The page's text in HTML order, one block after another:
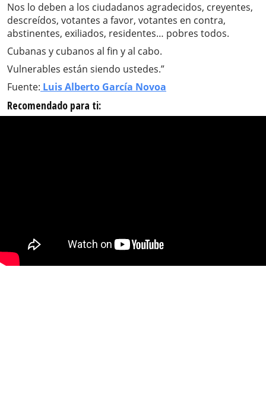
Nos lo deben a los ciudadanos agradecidos, creyentes,
descreídos, votantes a favor, votantes en contra,
abstinentes, exiliados, residentes… pobres todos.
Cubanas y cubanos al fin y al cabo.
Vulnerables están siendo ustedes.”
Fuente: Luis Alberto García Novoa
Recomendado para ti: